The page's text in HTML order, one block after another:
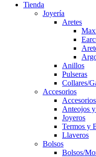
Tienda
Joyería
Aretes
Anillos
Pulseras
Collares/
Accesorios
Anteojos
Joyeros
Termos y
Llaveros
Bolsos
Bolsos/